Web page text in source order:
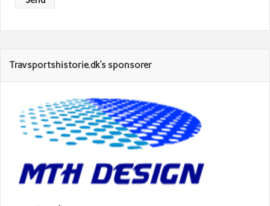
Travsportshistorie.dk’s sponsorer